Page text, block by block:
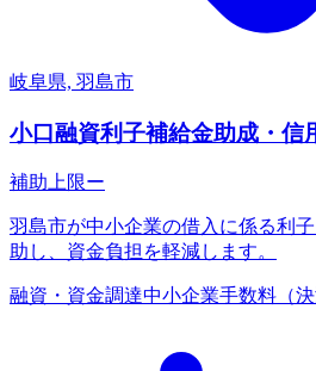
岐阜県, 羽島市
小口融資利子補給金助成・信
補助上限ー
羽島市が中小企業の借入に係る利
助し、資金負担を軽減します。
融資・資金調達中小企業手数料（決